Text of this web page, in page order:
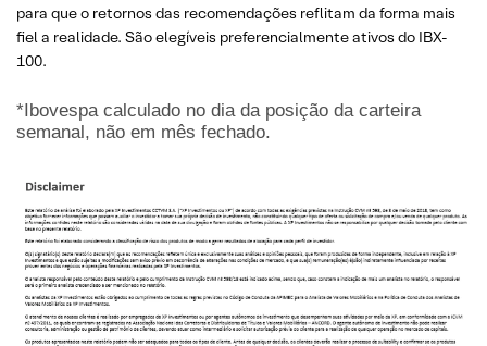
para que o retornos das recomendações reflitam da forma mais
fiel a realidade. São elegíveis preferencialmente ativos do IBX-
100.
*Ibovespa calculado no dia da posição da carteira
semanal, não em mês fechado.